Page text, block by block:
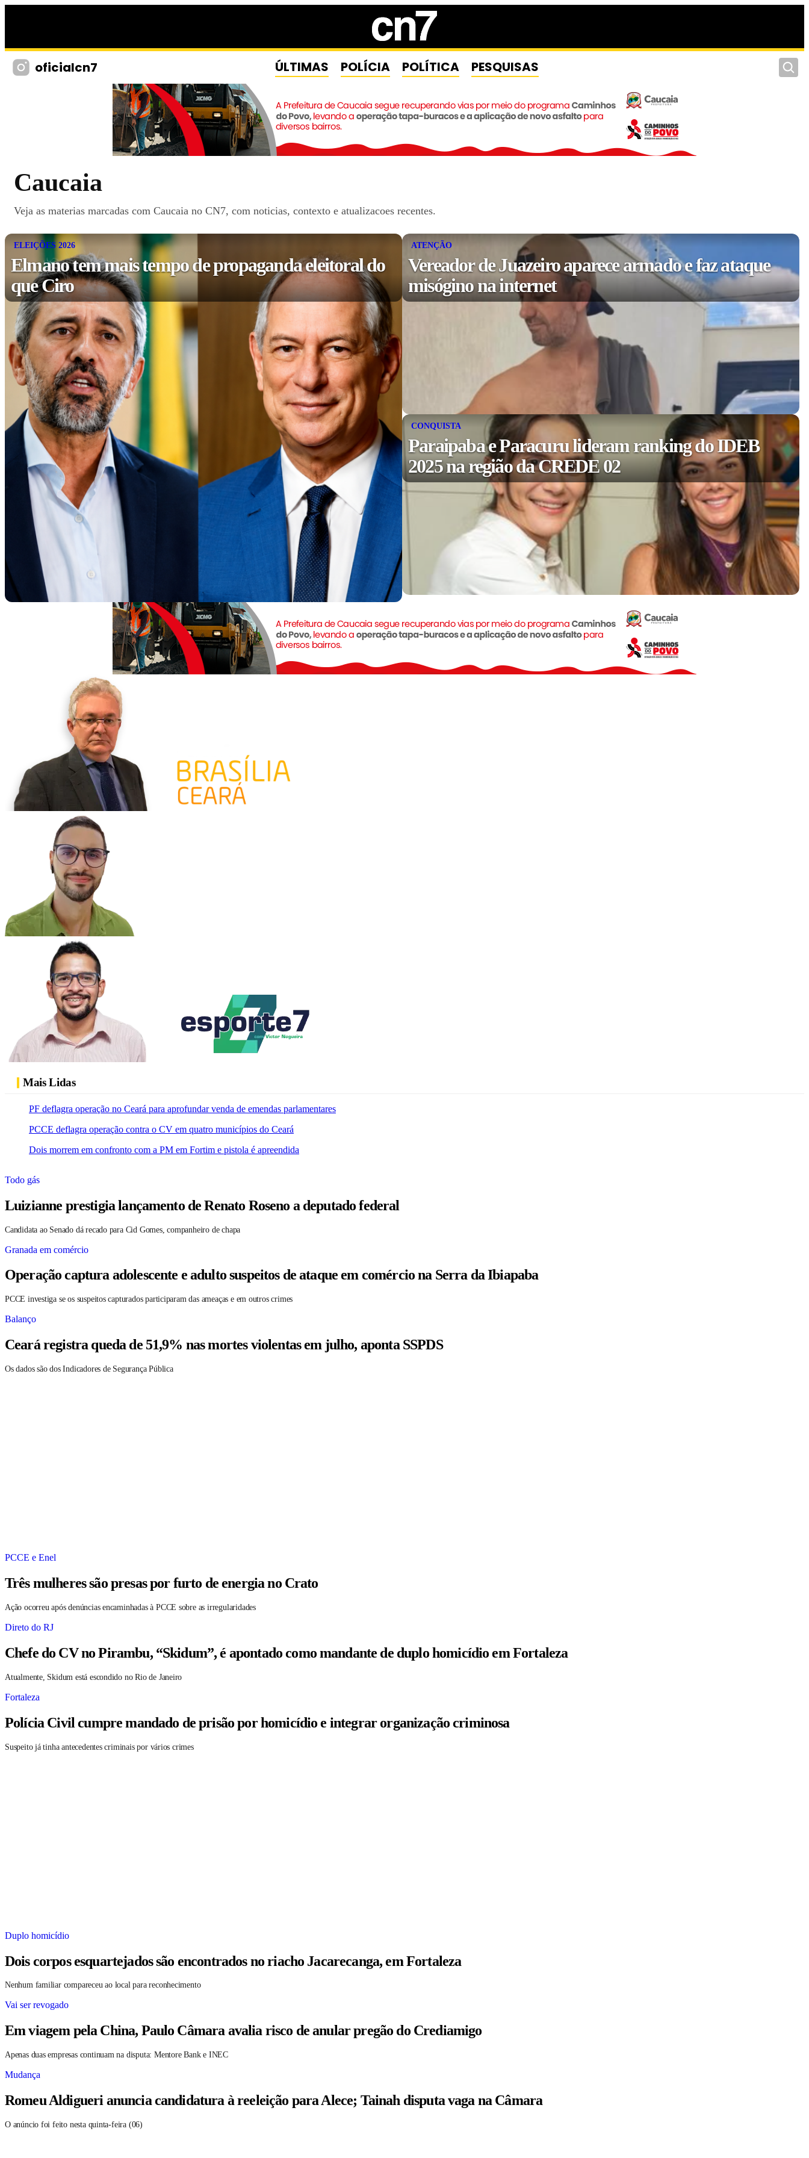
oficialcn7 ÚLTIMAS POLÍCIA POLÍTICA PESQUISAS
Caucaia
Veja as materias marcadas com Caucaia no CN7, com noticias, contexto e atualizacoes recentes.
ELEIÇÕES 2026
Elmano tem mais tempo de propaganda eleitoral do
que Ciro
ATENÇÃO
Vereador de Juazeiro aparece armado e faz ataque
misógino na internet
CONQUISTA
Paraipaba e Paracuru lideram ranking do IDEB
2025 na região da CREDE 02
Mais Lidas
PF deflagra operação no Ceará para aprofundar venda de emendas parlamentares
PCCE deflagra operação contra o CV em quatro municípios do Ceará
Dois morrem em confronto com a PM em Fortim e pistola é apreendida
Todo gás
Luizianne prestigia lançamento de Renato Roseno a deputado federal
Candidata ao Senado dá recado para Cid Gomes, companheiro de chapa
Granada em comércio
Operação captura adolescente e adulto suspeitos de ataque em comércio na Serra da Ibiapaba
PCCE investiga se os suspeitos capturados participaram das ameaças e em outros crimes
Balanço
Ceará registra queda de 51,9% nas mortes violentas em julho, aponta SSPDS
Os dados são dos Indicadores de Segurança Pública
PCCE e Enel
Três mulheres são presas por furto de energia no Crato
Ação ocorreu após denúncias encaminhadas à PCCE sobre as irregularidades
Direto do RJ
Chefe do CV no Pirambu, “Skidum”, é apontado como mandante de duplo homicídio em Fortaleza
Atualmente, Skidum está escondido no Rio de Janeiro
Fortaleza
Polícia Civil cumpre mandado de prisão por homicídio e integrar organização criminosa
Suspeito já tinha antecedentes criminais por vários crimes
Duplo homicídio
Dois corpos esquartejados são encontrados no riacho Jacarecanga, em Fortaleza
Nenhum familiar compareceu ao local para reconhecimento
Vai ser revogado
Em viagem pela China, Paulo Câmara avalia risco de anular pregão do Crediamigo
Apenas duas empresas continuam na disputa: Mentore Bank e INEC
Mudança
Romeu Aldigueri anuncia candidatura à reeleição para Alece; Tainah disputa vaga na Câmara
O anúncio foi feito nesta quinta-feira (06)